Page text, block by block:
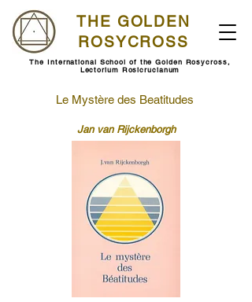
THE GOLDEN
ROSYCROSS
The International School of the Golden Rosycross,
Lectorium Rosicrucianum
Le Mystère des Beatitudes
Jan van Rijckenborgh